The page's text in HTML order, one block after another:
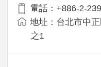
電話：+886-2-
地址：台北市中
之1